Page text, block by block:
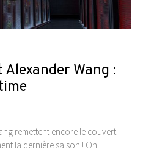
Wang :
remettent encore le couvert
la dernière saison ! On